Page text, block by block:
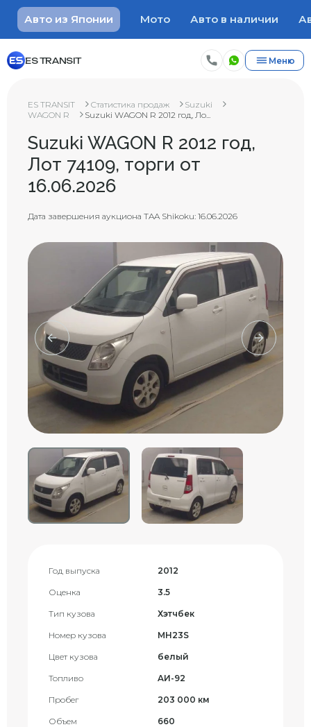
Авто из Японии Мото Авто в наличии
ES TRANSIT Меню
ES TRANSIT Статистика продаж
Suzuki
WAGON R
Suzuki WAGON R 2012 год, Ло...
Suzuki WAGON R 2012 год,
Лот 74109, торги от
16.06.2026
Дата завершения аукциона TAA Shikoku: 16.06.2026
Год выпуска 2012
Оценка 3.5
Тип кузова Хэтчбек
Номер кузова MH23S
Цвет кузова белый
Топливо AИ-92
Пробег 203 000 км
Объем 660